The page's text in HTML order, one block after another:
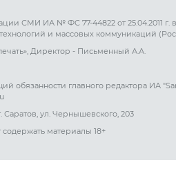
СМИ ИА № ФС 77-44822 от 25.04.2011
и массовых коммуникаций
Директор - Письменный А.А.
обязанности главного редактора ИА
Саратов, ул. Чернышевского, 203
материалы 18+